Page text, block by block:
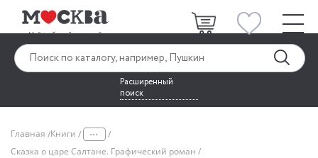
Расширенный
поиск
Главная Книги ...
Сказка о царе Салтане. Графический роман